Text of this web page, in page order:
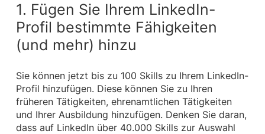
1. Fügen Sie Ihrem LinkedIn-
Profil bestimmte Fähigkeiten
(und mehr) hinzu
Sie können jetzt bis zu 100 Skills zu Ihrem LinkedIn-
Profil hinzufügen. Diese können Sie zu Ihren
früheren Tätigkeiten, ehrenamtlichen Tätigkeiten
und Ihrer Ausbildung hinzufügen. Denken Sie daran,
dass auf LinkedIn über 40.000 Skills zur Auswahl